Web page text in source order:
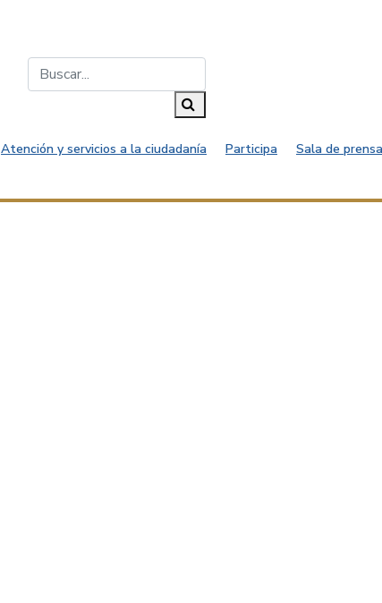
Atención y servicios a la ciudadanía Participa
Sala de